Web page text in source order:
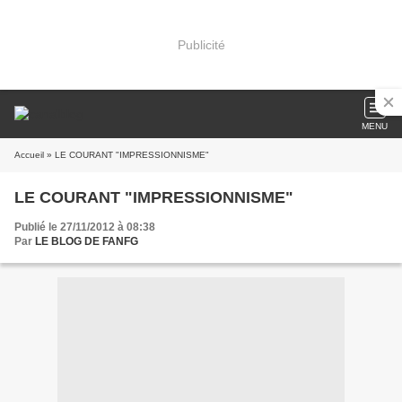
Publicité
MENU
Accueil » LE COURANT "IMPRESSIONNISME"
LE COURANT "IMPRESSIONNISME"
Publié le 27/11/2012 à 08:38
Par LE BLOG DE FANFG